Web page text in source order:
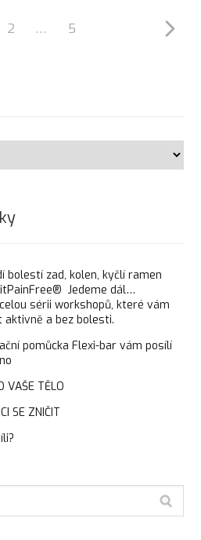
2 … 5
bolestí zad, kolen, kyčlí ramen
Jedeme dál…
sérii workshopů, které vám
aktivně a bez bolesti.
pomůcka Flexi-bar vám posílí
VAŠE TĚLO
SE ZNIČIT